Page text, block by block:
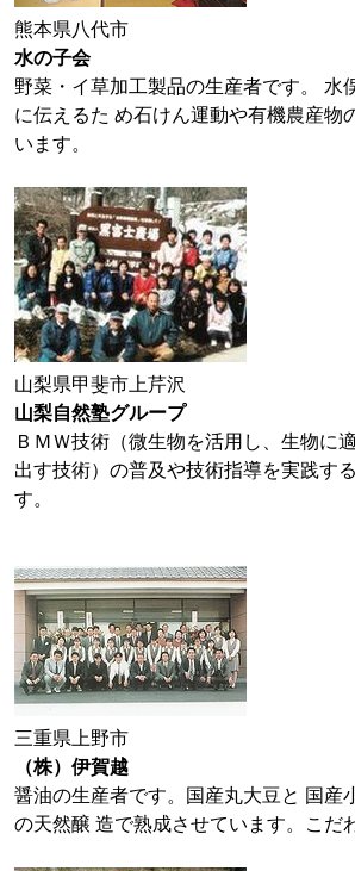
熊本県八代市
水の子会
野菜・イ草加工製品の生産者です。 水
に伝えるた め石けん運動や有機農産物
います。
山梨県甲斐市上芹沢
山梨自然塾グループ
ＢＭＷ技術（微生物を活用し、生物に
出す技術）の普及や技術指導を実践す
す。
三重県上野市
（株）伊賀越
醤油の生産者です。国産丸大豆と 国産
の天然醸 造で熟成させています。こだ